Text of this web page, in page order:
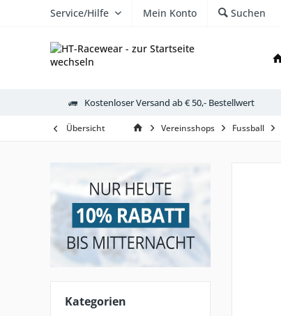
Service/Hilfe Mein Konto Suchen
Kostenloser Versand ab € 50,- Bestellwert
Übersicht Vereinsshops Fussball
Kategorien